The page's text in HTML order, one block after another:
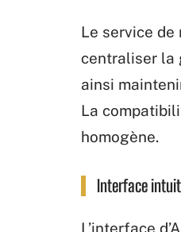
Le service de
centraliser la
ainsi
La
homogène.
Interface
L’interface